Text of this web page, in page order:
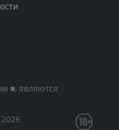
■, являются